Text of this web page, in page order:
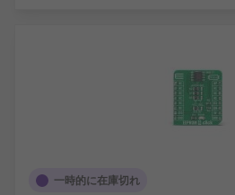
一時的に在庫切れ